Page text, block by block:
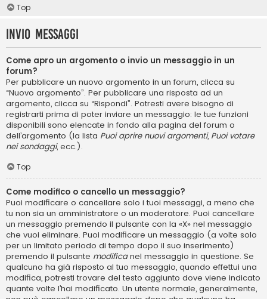
Top
Invio Messaggi
Come apro un argomento o invio un messaggio in un
forum?
Per pubblicare un nuovo argomento in un forum, clicca su
“Nuovo argomento”. Per pubblicare una risposta ad un
argomento, clicca su “Rispondi”. Potresti avere bisogno di
registrarti prima di poter inviare un messaggio: le tue funzioni
disponibili sono elencate in fondo alla pagina del forum o
dell’argomento (la lista Puoi aprire nuovi argomenti, Puoi votare
nei sondaggi, ecc.).
Top
Come modifico o cancello un messaggio?
Puoi modificare o cancellare solo i tuoi messaggi, a meno che
tu non sia un amministratore o un moderatore. Puoi cancellare
un messaggio premendo il pulsante con la «X» nel messaggio
che vuoi eliminare. Puoi modificare un messaggio (a volte solo
per un limitato periodo di tempo dopo il suo inserimento)
premendo il pulsante modificanel messaggio in questione. Se
qualcuno ha già risposto al tuo messaggio, quando effettui una
modifica, potresti trovare del testo aggiunto dove viene indicato
quante volte l’hai modificato. Un utente normale, generalmente,